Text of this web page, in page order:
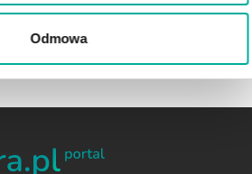
Odmowa
ROZMOWĘ